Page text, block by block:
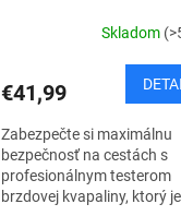
Skladom
€41,99
Zabezpečte si maximálnu
bezpečnosť na cestách s
profesionálnym testerom
brzdovej kvapaliny, ktorý je